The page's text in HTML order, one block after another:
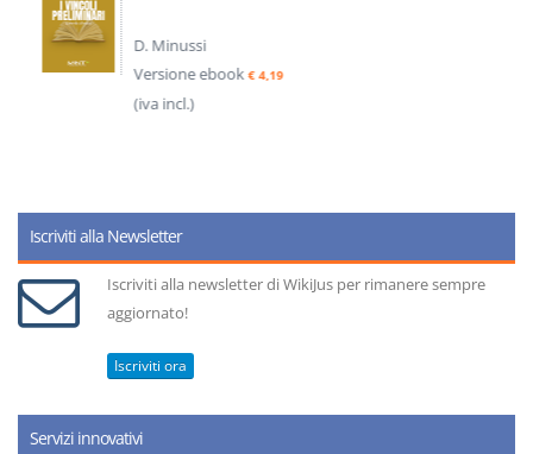
D. Minussi
Versione ebook€ 4,19
(iva incl.)
Iscriviti alla Newsletter
Iscriviti alla newsletter di WikiJus per rimanere sempre
aggiornato!
Iscriviti ora
Servizi innovativi